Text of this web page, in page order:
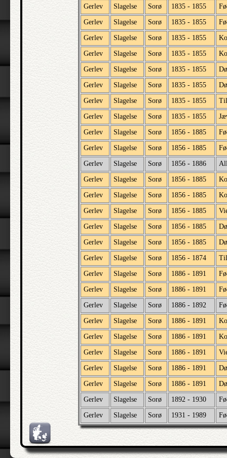
Gerlev Slagelse Sorø 1835 - 1855
Gerlev Slagelse Sorø 1835 - 1855
Gerlev Slagelse Sorø 1835 - 1855
Gerlev Slagelse Sorø 1835 - 1855
Gerlev Slagelse Sorø 1835 - 1855
Gerlev Slagelse Sorø 1835 - 1855
Gerlev Slagelse Sorø 1835 - 1855
Gerlev Slagelse Sorø 1835 - 1855
Gerlev Slagelse Sorø 1856 - 1885
Gerlev Slagelse Sorø 1856 - 1885
Gerlev Slagelse Sorø 1856 - 1886
Gerlev Slagelse Sorø 1856 - 1885
Gerlev Slagelse Sorø 1856 - 1885
Gerlev Slagelse Sorø 1856 - 1885
Gerlev Slagelse Sorø 1856 - 1885
Gerlev Slagelse Sorø 1856 - 1885
Gerlev Slagelse Sorø 1856 - 1874
Gerlev Slagelse Sorø 1886 - 1891
Gerlev Slagelse Sorø 1886 - 1891
Gerlev Slagelse Sorø 1886 - 1892
Gerlev Slagelse Sorø 1886 - 1891
Gerlev Slagelse Sorø 1886 - 1891
Gerlev Slagelse Sorø 1886 - 1891
Gerlev Slagelse Sorø 1886 - 1891
Gerlev Slagelse Sorø 1886 - 1891
Gerlev Slagelse Sorø 1892 - 1930
Gerlev Slagelse Sorø 1931 - 1989